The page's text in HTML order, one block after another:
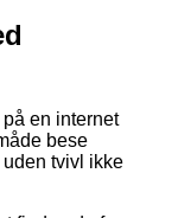
en internet
bese
tvivl ikke